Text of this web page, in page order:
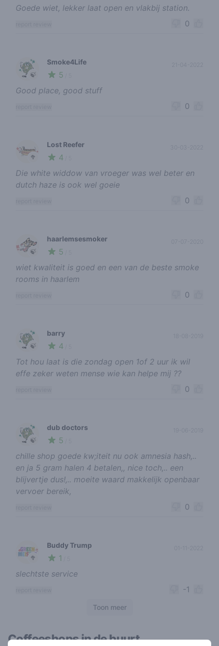
Goede wiet, lekker laat open en vlakbij station.
0
🍃
Smoke4Life
5
Good place, good stuff
0
🥦
Lost Reefer
4
30-03-2022
Die white widdow van vroeger was wel beter en
dutch haze is ook wel goeie
0
🍃
haarlemsesmoker
5
wiet kwaliteit is goed en een van de beste smoke
rooms in haarlem
0
🍃
barry
4
Tot hou laat is die zondag open 1of 2 uur ik wil
effe zeker weten mense wie kan helpe mij ??
0
🍃
dub doctors
5
chille shop goede kw;iteit nu ook amnesia hash,..
en ja 5 gram halen 4 betalen,, nice toch,.. een
blijvertje dus!,.. moeite waard makkelijk openbaar
vervoer bereik,
0
🥦
Buddy Trump
1
slechtste service
-1
Toon meer
Coffeeshops in de buurt